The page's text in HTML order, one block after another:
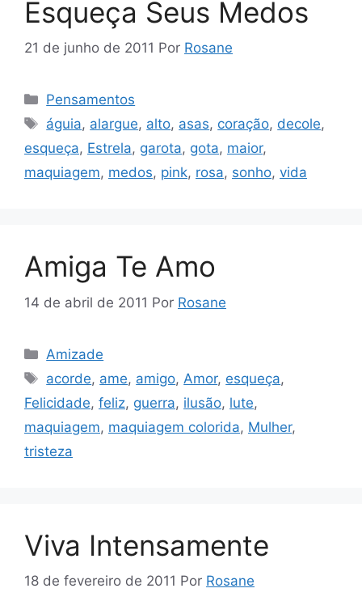
Esqueça Seus Medos
21 de junho de 2011 Por Rosane
Categorias
Pensamentos
Tags
águia, alargue, alto, asas, coração, decole,
esqueça, Estrela, garota, gota, maior,
maquiagem, medos, pink, rosa, sonho, vida
Amiga Te Amo
14 de abril de 2011 Por Rosane
Categorias
Amizade
Tags
acorde, ame, amigo, Amor, esqueça,
Felicidade, feliz, guerra, ilusão, lute,
maquiagem, maquiagem colorida, Mulher,
tristeza
Viva Intensamente
18 de fevereiro de 2011 Por Rosane